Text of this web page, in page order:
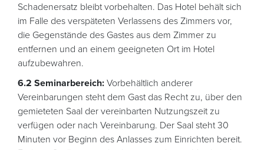
Schadenersatz bleibt vorbehalten. Das Hotel behält sich
im Falle des verspäteten Verlassens des Zimmers vor,
die Gegenstände des Gastes aus dem Zimmer zu
entfernen und an einem geeigneten Ort im Hotel
aufzubewahren.
6.2 Seminarbereich: Vorbehältlich anderer
Vereinbarungen steht dem Gast das Recht zu, über den
gemieteten Saal der vereinbarten Nutzungszeit zu
verfügen oder nach Vereinbarung. Der Saal steht 30
Minuten vor Beginn des Anlasses zum Einrichten bereit.